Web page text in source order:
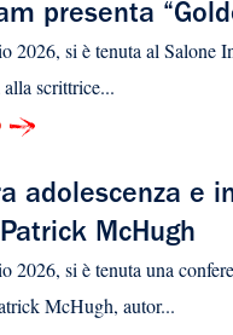
presenta
2026, si è tenuta al Salone
scrittrice...
adolescenza e
McHugh
2026, si è tenuta una
McHugh, autor...